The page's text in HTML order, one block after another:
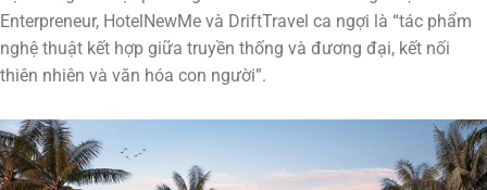
Enterpreneur, HotelNewMe và DriftTravel ca ngợi là “tác phẩm
nghệ thuật kết hợp giữa truyền thống và đương đại, kết nối
thiên nhiên và văn hóa con người”.